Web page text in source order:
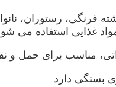
فرنگی، رستوران،
غذایی استفاده می
مناسب برای حمل
بستگی دارد